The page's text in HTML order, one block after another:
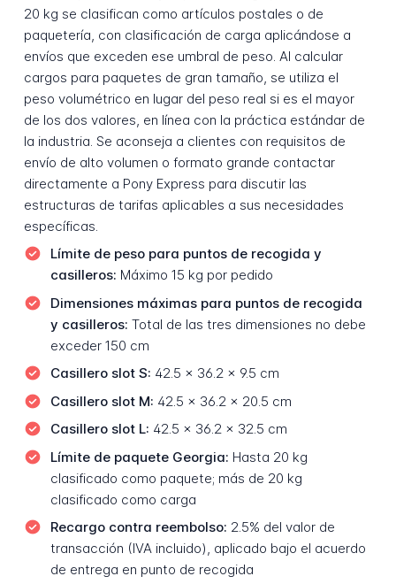
20 kg se clasifican como artículos postales o de
paquetería, con clasificación de carga aplicándose a
envíos que exceden ese umbral de peso. Al calcular
cargos para paquetes de gran tamaño, se utiliza el
peso volumétrico en lugar del peso real si es el mayor
de los dos valores, en línea con la práctica estándar de
la industria. Se aconseja a clientes con requisitos de
envío de alto volumen o formato grande contactar
directamente a Pony Express para discutir las
estructuras de tarifas aplicables a sus necesidades
específicas.
Límite de peso para puntos de recogida y
casilleros: Máximo 15 kg por pedido
Dimensiones máximas para puntos de recogida
y casilleros: Total de las tres dimensiones no debe
exceder 150 cm
Casillero slot S: 42.5 x 36.2 x 9.5 cm
Casillero slot M: 42.5 x 36.2 x 20.5 cm
Casillero slot L: 42.5 x 36.2 x 32.5 cm
Límite de paquete Georgia: Hasta 20 kg
clasificado como paquete; más de 20 kg
clasificado como carga
Recargo contra reembolso: 2.5% del valor de
transacción (IVA incluido), aplicado bajo el acuerdo
de entrega en punto de recogida